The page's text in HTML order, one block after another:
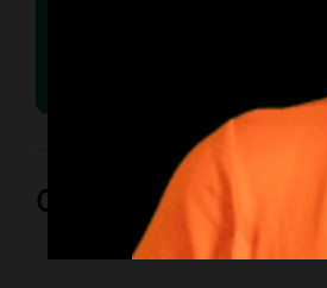
Opinión